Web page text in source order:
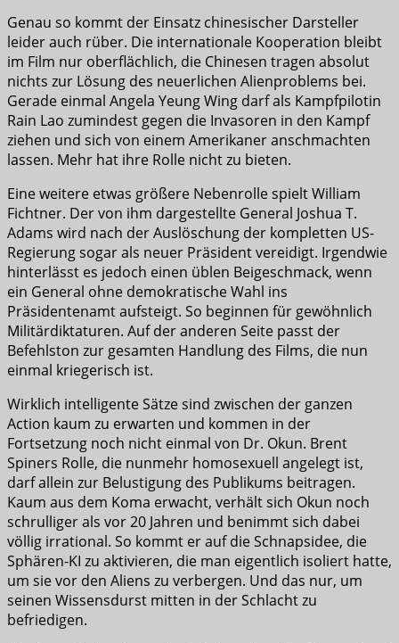
Genau so kommt der Einsatz chinesischer Darsteller
leider auch rüber. Die internationale Kooperation bleibt
im Film nur oberflächlich, die Chinesen tragen absolut
nichts zur Lösung des neuerlichen Alienproblems bei.
Gerade einmal Angela Yeung Wing darf als Kampfpilotin
Rain Lao zumindest gegen die Invasoren in den Kampf
ziehen und sich von einem Amerikaner anschmachten
lassen. Mehr hat ihre Rolle nicht zu bieten.
Eine weitere etwas größere Nebenrolle spielt William
Fichtner. Der von ihm dargestellte General Joshua T.
Adams wird nach der Auslöschung der kompletten US-
Regierung sogar als neuer Präsident vereidigt. Irgendwie
hinterlässt es jedoch einen üblen Beigeschmack, wenn
ein General ohne demokratische Wahl ins
Präsidentenamt aufsteigt. So beginnen für gewöhnlich
Militärdiktaturen. Auf der anderen Seite passt der
Befehlston zur gesamten Handlung des Films, die nun
einmal kriegerisch ist.
Wirklich intelligente Sätze sind zwischen der ganzen
Action kaum zu erwarten und kommen in der
Fortsetzung noch nicht einmal von Dr. Okun. Brent
Spiners Rolle, die nunmehr homosexuell angelegt ist,
darf allein zur Belustigung des Publikums beitragen.
Kaum aus dem Koma erwacht, verhält sich Okun noch
schrulliger als vor 20 Jahren und benimmt sich dabei
völlig irrational. So kommt er auf die Schnapsidee, die
Sphären-KI zu aktivieren, die man eigentlich isoliert hatte,
um sie vor den Aliens zu verbergen. Und das nur, um
seinen Wissensdurst mitten in der Schlacht zu
befriedigen.